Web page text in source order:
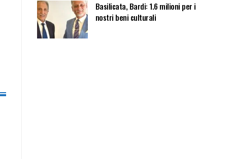
Basilicata, Bardi: 1.6 milioni per i
nostri beni culturali